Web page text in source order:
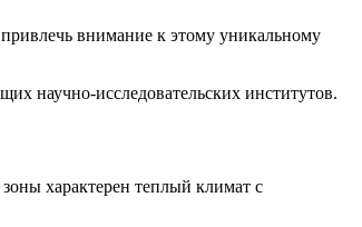
внимание к этому уникальному
научно-исследовательских институтов.
характерен теплый климат с